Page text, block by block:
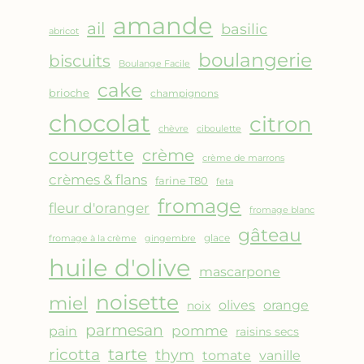
&
ROUGES
abricot ail amande basilic
biscuits Boulange Facile boulangerie
brioche cake champignons
chocolat chèvre ciboulette citron
courgette crème crème de marrons
crèmes & flans farine T80 feta
fleur d'oranger fromage fromage blanc
fromage à la crème gingembre glace gâteau
huile d'olive mascarpone
miel noisette noix olives orange
pain
parmesan pomme raisins secs
ricotta tarte thym tomate vanille